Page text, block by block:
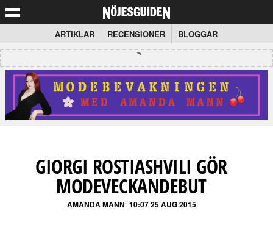
ARTIKLAR RECENSIONER BLOGGAR
GIORGI ROSTIASHVILI GÖR
MODEVECKANDEBUT
AMANDA MANN 10:07 25 AUG 2015